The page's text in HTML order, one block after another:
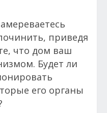
приведя
что дом ваш
Будет ли
его органы